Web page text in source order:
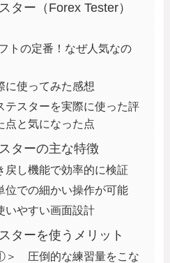
ター（Forex Tester）
トの定番！なぜ人気なの
に使ってみた感想
テスターを実際に使った評
点と気になった点
ターの主な特徴
戻し機能で効率的に検証
位での細かい操作が可能
いやすい画面設計
ターを使うメリット
＞ 圧倒的な練習量をこな